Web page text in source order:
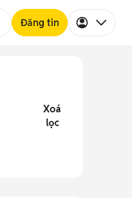
Đăng tin
Xoá
lọc